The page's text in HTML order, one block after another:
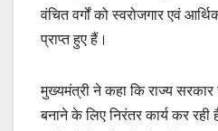
वंचित वर्गों को स्वरोजगार एवं
प्राप्त हुए हैं।
मुख्यमंत्री ने कहा कि राज्य
बनाने के लिए निरंतर कार्य कर रही